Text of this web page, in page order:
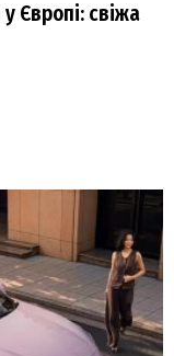
Європі: свіжа